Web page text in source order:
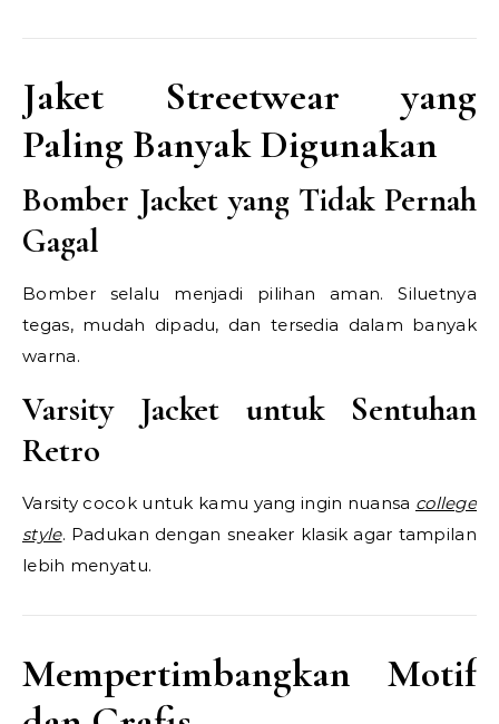
Jaket Streetwear yang
Paling Banyak Digunakan
Bomber Jacket yang Tidak Pernah
Gagal
Bomber selalu menjadi pilihan aman. Siluetnya
tegas, mudah dipadu, dan tersedia dalam banyak
warna.
Varsity Jacket untuk Sentuhan
Retro
Varsity cocok untuk kamu yang ingin nuansa college
style. Padukan dengan sneaker klasik agar tampilan
lebih menyatu.
Mempertimbangkan Motif